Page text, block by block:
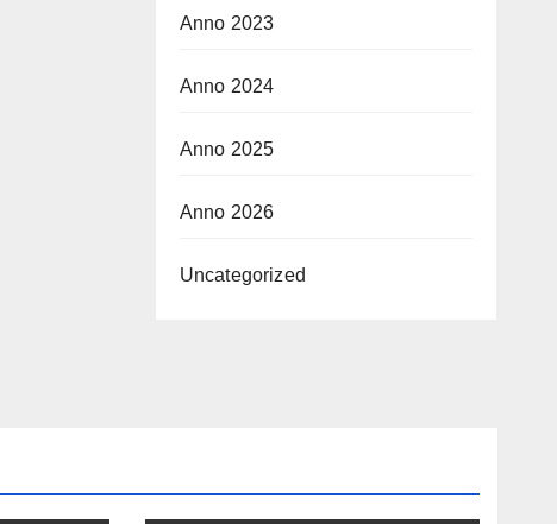
Anno 2023
Anno 2024
Anno 2025
Anno 2026
Uncategorized